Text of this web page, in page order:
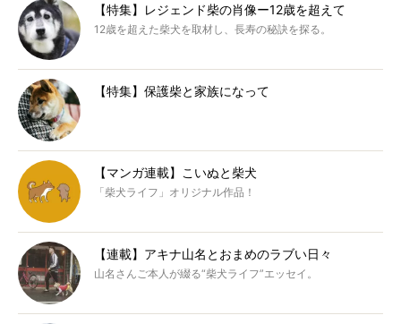
【特集】レジェンド柴の肖像ー12歳を超えて
12歳を超えた柴犬を取材し、長寿の秘訣を探る。
【特集】保護柴と家族になって
【マンガ連載】こいぬと柴犬
「柴犬ライフ」オリジナル作品！
【連載】アキナ山名とおまめのラブい日々
山名さんご本人が綴る“柴犬ライフ”エッセイ。